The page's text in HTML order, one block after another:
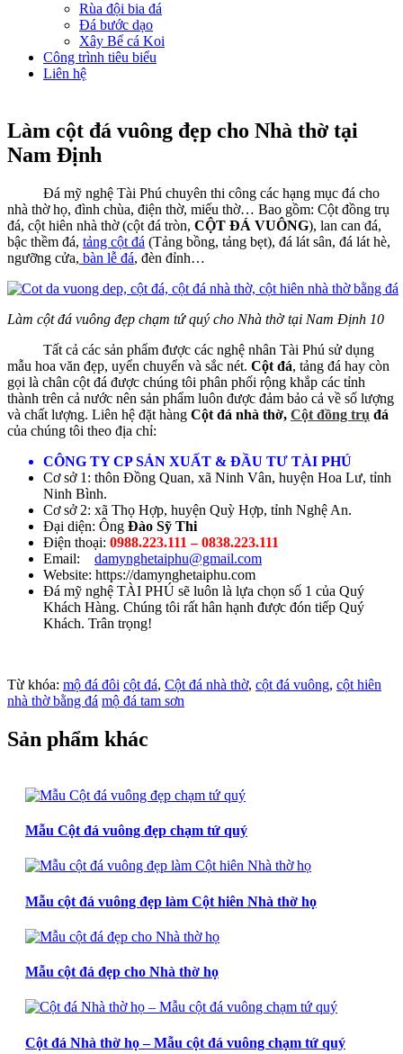
Rùa đội bia đá
Đá bước dạo
Xây Bể cá Koi
Công trình tiêu biểu
Liên hệ
Làm cột đá vuông đẹp cho Nhà thờ tại
Nam Định
Đá mỹ nghệ Tài Phú chuyên thi công các hạng mục đá cho
nhà thờ họ, đình chùa, điện thờ, miếu thờ… Bao gồm: Cột đồng trụ
đá, cột hiên nhà thờ (cột đá tròn, CỘT ĐÁ VUÔNG), lan can đá,
bậc thềm đá, tảng cột đá (Tảng bồng, tảng bẹt), đá lát sân, đá lát hè,
ngưỡng cửa, bàn lễ đá, đèn đỉnh…
Làm cột đá vuông đẹp chạm tứ quý cho Nhà thờ tại Nam Định 10
Tất cả các sản phẩm được các nghệ nhân Tài Phú sử dụng
mẫu hoa văn đẹp, uyển chuyển và sắc nét. Cột đá, tảng đá hay còn
gọi là chân cột đá được chúng tôi phân phối rộng khắp các tỉnh
thành trên cả nước nên sản phẩm luôn được đảm bảo cả về số lượng
và chất lượng. Liên hệ đặt hàng Cột đá nhà thờ, Cột đồng trụ đá
của chúng tôi theo địa chỉ:
CÔNG TY CP SẢN XUẤT & ĐẦU TƯ TÀI PHÚ
Cơ sở 1: thôn Đồng Quan, xã Ninh Vân, huyện Hoa Lư, tỉnh
Ninh Bình.
Cơ sở 2: xã Thọ Hợp, huyện Quỳ Hợp, tỉnh Nghệ An.
Đại diện: Ông Đào Sỹ Thi
Điện thoại: 0988.223.111 – 0838.223.111
Email: damynghetaiphu@gmail.com
Website: https://damynghetaiphu.com
Đá mỹ nghệ TÀI PHÚ sẽ luôn là lựa chọn số 1 của Quý
Khách Hàng. Chúng tôi rất hân hạnh được đón tiếp Quý
Khách. Trân trọng!
Từ khóa: mộ đá đôi cột đá, Cột đá nhà thờ, cột đá vuông, cột hiên
nhà thờ bằng đá mộ đá tam sơn
Sản phẩm khác
Mẫu Cột đá vuông đẹp chạm tứ quý
Mẫu cột đá vuông đẹp làm Cột hiên Nhà thờ họ
Mẫu cột đá đẹp cho Nhà thờ họ
Cột đá Nhà thờ họ – Mẫu cột đá vuông chạm tứ quý